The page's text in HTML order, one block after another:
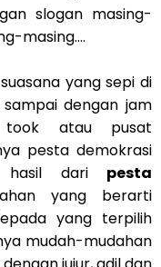
slogan masing-
masing….
yang sepi di
dengan jam
took atau pusat
pesta demokrasi
hasil dari pesta
yang berarti
yang terpilih
mudah-mudahan